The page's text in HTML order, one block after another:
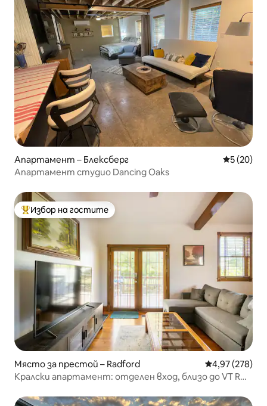
Апартамент – Блексберг Средна
5 (20)
Апартамент студио Dancing Oaks
Най-популярен избор на гостите
Избор на гостите
Място за престой – Radford Средна
4,97 (278)
Кралски апартамент: отделен вход, близо до VT RU